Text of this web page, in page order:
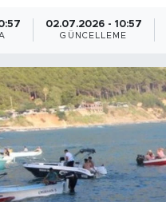
02.07.2026 - 10:57
GÜNCELLEME